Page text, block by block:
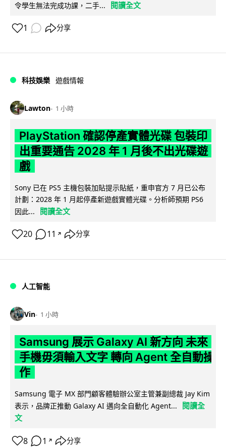
令學生無法完成功課，二手... 閱讀全文
1 分享
科技娛樂 遊戲情報
Lawton 1 小時
PlayStation 確認停產實體光碟 包裝印
出重要通告 2028 年 1 月後不出光碟遊
戲
Sony 已在 PS5 主機包裝加貼提示貼紙，重申官方 7 月已公布
計劃：2028 年 1 月起停產新遊戲實體光碟。分析師預期 PS6
因此...
閱讀全文
20 11 ↗ 分享
人工智能
Vin 1 小時
Samsung 展示 Galaxy AI 新方向 未來
手機毋須輸入文字 轉向 Agent 全自動操
作
Samsung 電子 MX 部門顧客體驗辦公室主管兼副總裁 Jay Kim
表示，品牌正推動 Galaxy AI 邁向全自動化 Agent...
閱讀全
文
8 1 ↗ 分享